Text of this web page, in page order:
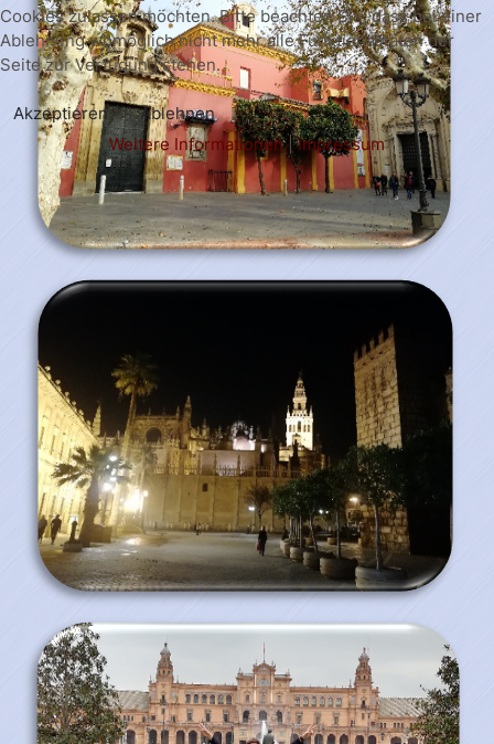
Cookies zulassen möchten. Bitte beachten Sie, dass bei einer
Ablehnung womöglich nicht mehr alle Funktionalitäten der
Seite zur Verfügung stehen.
Akzeptieren
Ablehnen
Weitere Informationen|Impressum